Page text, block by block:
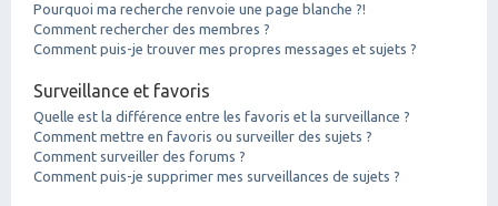
Pourquoi ma recherche renvoie une page blanche ?!
Comment rechercher des membres ?
Comment puis-je trouver mes propres messages et sujets ?
Surveillance et favoris
Quelle est la différence entre les favoris et la surveillance ?
Comment mettre en favoris ou surveiller des sujets ?
Comment surveiller des forums ?
Comment puis-je supprimer mes surveillances de sujets ?